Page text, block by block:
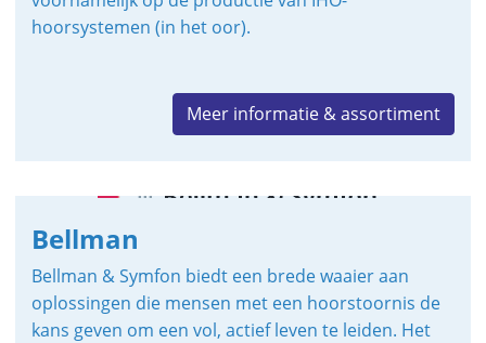
hoorsystemen (in het oor).
Meer informatie & assortiment
Bellman
Bellman & Symfon biedt een brede waaier aan
oplossingen die mensen met een hoorstoornis de
kans geven om een vol, actief leven te leiden. Het